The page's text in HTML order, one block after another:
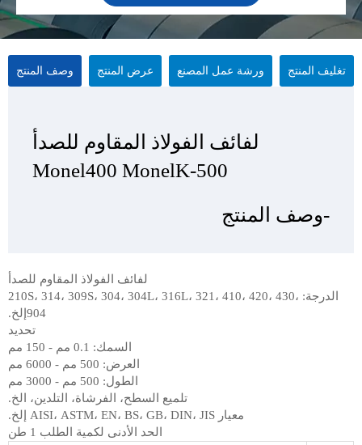
وصف المنتج عرض المنتج ورشة عمل المصنع تغليف المنتج
لفائف الفولاذ المقاوم للصدأ
Monel400 MonelK-500
-وصف المنتج
لفائف الفولاذ المقاوم للصدأ
الدرجة: 210S، 314، 309S، 304، 304L، 316L، 321، 410، 420، 430،
904إلخ.
تحديد
السمك: 0.1 مم - 150 مم
العرض: 500 مم - 6000 مم
الطول: 500 مم - 3000 مم
تلميع السطح، الفرشاة، التلدين، الخ.
معيار AISI، ASTM، EN، BS، GB، DIN، JIS إلخ.
الحد الأدنى لكمية الطلب 1 طن
لفائف الفولاذ المقاوم للصدأ
Monel400 MonelK-500
-عرض المنتج
لفائف الفولاذ المقاوم للصدأ
Monel400 MonelK-500
- ورشة عمل المصنع
لفائف الفولاذ المقاوم للصدأ
Monel400 MonelK-500
-تغليف المنتج